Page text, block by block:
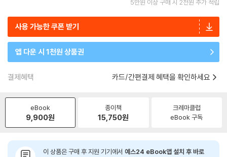
5만원 이상 구매 시 2천원 추가 적립
사용 가능한 쿠폰 받기
앱 다운 시 1천원 상품권
결제혜택 카드/간편결제 혜택을 확인하세요
eBook
9,900원
종이책
15,750원
크레마클럽
eBook 구독
이 상품은 구매 후 지원 기기에서 예스24 eBook앱 설치 후 바로